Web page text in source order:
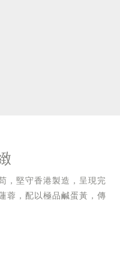
，堅守香港製造，呈現完
蓉，配以極品鹹蛋黃，傳